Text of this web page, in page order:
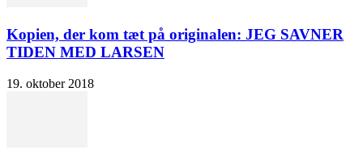
Kopien, der kom tæt på originalen: JEG SAVNER
TIDEN MED LARSEN
19. oktober 2018